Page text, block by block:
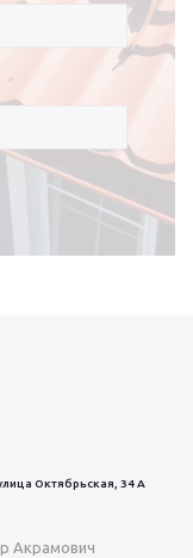
Октябрьская, 34 А
Акрамович